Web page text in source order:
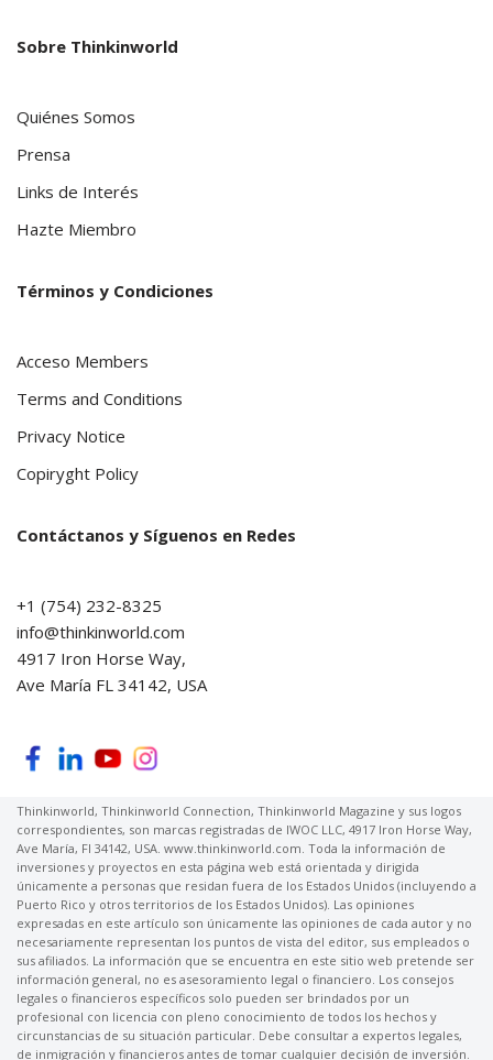
Sobre Thinkinworld
Quiénes Somos
Prensa
Links de Interés
Hazte Miembro
Términos y Condiciones
Acceso Members
Terms and Conditions
Privacy Notice
Copiryght Policy
Contáctanos y Síguenos en Redes
+1 (754) 232-8325
info@thinkinworld.com
4917 Iron Horse Way,
Ave María FL 34142, USA
Thinkinworld, Thinkinworld Connection, Thinkinworld Magazine y sus logos
correspondientes, son marcas registradas de IWOC LLC, 4917 Iron Horse Way,
Ave María, Fl 34142, USA. www.thinkinworld.com. Toda la información de
inversiones y proyectos en esta página web está orientada y dirigida
únicamente a personas que residan fuera de los Estados Unidos (incluyendo a
Puerto Rico y otros territorios de los Estados Unidos). Las opiniones
expresadas en este artículo son únicamente las opiniones de cada autor y no
necesariamente representan los puntos de vista del editor, sus empleados o
sus afiliados. La información que se encuentra en este sitio web pretende ser
información general, no es asesoramiento legal o financiero. Los consejos
legales o financieros específicos solo pueden ser brindados por un
profesional con licencia con pleno conocimiento de todos los hechos y
circunstancias de su situación particular. Debe consultar a expertos legales,
de inmigración y financieros antes de tomar cualquier decisión de inversión.